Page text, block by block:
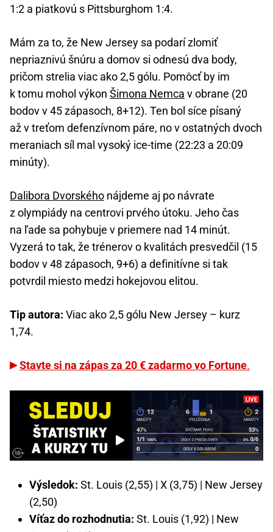
1:2 a piatkovú s Pittsburghom 1:4.
Mám za to, že New Jersey sa podarí zlomiť
nepriaznivú šnúru a domov si odnesú dva body,
pričom strelia viac ako 2,5 gólu. Pomôcť by im
k tomu mohol výkon Šimona Nemca v obrane (20
bodov v 45 zápasoch, 8+12). Ten bol síce písaný
až v treťom defenzívnom páre, no v ostatných dvoch
meraniach síl mal vysoký ice-time (22:23 a 20:09
minúty).
Dalibora Dvorského nájdeme aj po návrate
z olympiády na centrovi prvého útoku. Jeho čas
na ľade sa pohybuje v priemere nad 14 minút.
Vyzerá to tak, že trénerov o kvalitách presvedčil (15
bodov v 48 zápasoch, 9+6) a definitívne si tak
potvrdil miesto medzi hokejovou elitou.
Tip autora: Viac ako 2,5 gólu New Jersey – kurz
1,74.
Stavte si na zápas za 20 € zadarmo vo Fortune.
Výsledok: St. Louis (2,55) | X (3,75) | New Jersey
(2,50)
Víťaz do rozhodnutia: St. Louis (1,92) | New